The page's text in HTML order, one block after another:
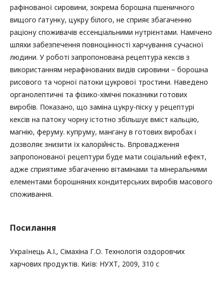
рафінованої сировини, зокрема борошна пшеничного
вищого ґатунку, цукру білого, не сприяє збагаченню
раціону споживачів ессенціальними нутрієнтами. Намічено
шляхи забезпечення повноцінності харчування сучасної
людини. У роботі запропонована рецептура кексів з
використанням нерафінованих видів сировини – борошна
рисового та чорної патоки цукрової тростини. Наведено
органолептичні та фізико-хімічні показники готових
виробів. Показано, що заміна цукру-піску у рецептурі
кексів на патоку чорну істотно збільшує вміст кальцію,
магнію, феруму. купруму, мангану в готових виробах і
дозволяє знизити їх калорійність. Впровадження
запропонованої рецептури буде мати соціальний ефект,
адже сприятиме збагаченню вітамінами та мінеральними
елементами борошняних кондитерських виробів масового
споживання.
Посилання
Українець А.І., Сімахіна Г.О. Технологія оздоровчих
харчових продуктів. Київ: НУХТ, 2009, 310 с